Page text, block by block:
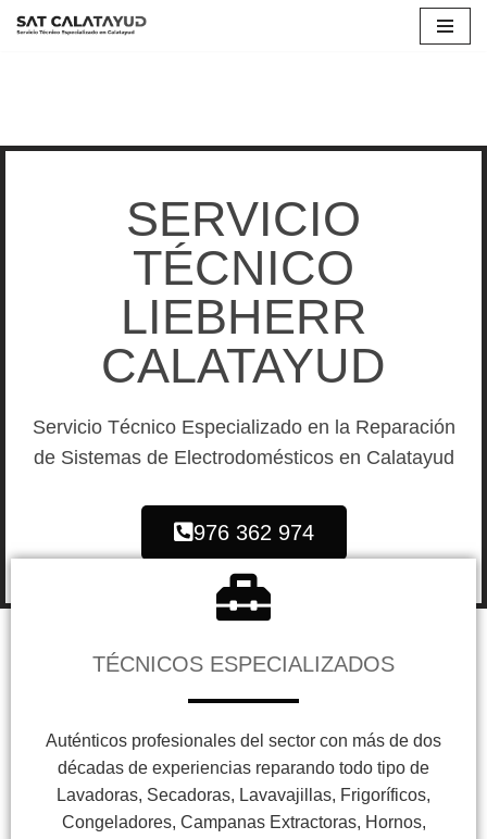
SERVICIO
TÉCNICO
LIEBHERR
CALATAYUD
Servicio Técnico Especializado en la Reparación
de Sistemas de Electrodomésticos en Calatayud
976 362 974
TÉCNICOS ESPECIALIZADOS
Auténticos profesionales del sector con más de dos
décadas de experiencias reparando todo tipo de
Lavadoras, Secadoras, Lavavajillas, Frigoríficos,
Congeladores, Campanas Extractoras, Hornos,